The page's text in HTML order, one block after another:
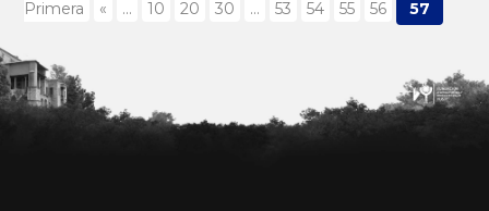
Primera
« ... 10 20 30 ... 53 54 55 56 57